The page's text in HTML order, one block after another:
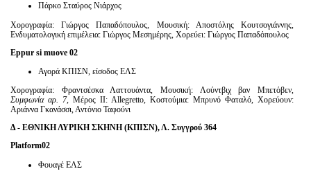
Πάρκο Σταύρος Νιάρχος
Χορογραφία: Γιώργος Παπαδόπουλος, Μουσική: Αποστόλης Κουτσογιάννης,
Ενδυματολογική επιμέλεια: Γιώργος Μεσημέρης, Χορεύει: Γιώργος Παπαδόπουλος
Eppur si muove 02
Αγορά ΚΠΙΣΝ, είσοδος ΕΛΣ
Χορογραφία: Φραντσέσκα Λαττουάντα, Μουσική: Λoύντβιχ βαν Μπετόβεν,
Συμφωνία αρ. 7, Μέρος ΙΙ: Αllegretto, Κοστούμια: Μπρυνό Φαταλό, Χορεύουν:
Αριάννα Γκανάσσι, Αντόνιο Ταφούνι
Δ - ΕΘΝΙΚΗ ΛΥΡΙΚΗ ΣΚΗΝΗ (ΚΠΙΣΝ), Λ. Συγγρού 364
Platform02
Φουαγέ ΕΛΣ